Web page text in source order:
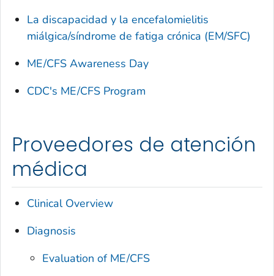
La discapacidad y la encefalomielitis
miálgica/síndrome de fatiga crónica (EM/SFC)
ME/CFS Awareness Day
CDC's ME/CFS Program
Proveedores de atención
médica
Clinical Overview
Diagnosis
Evaluation of ME/CFS